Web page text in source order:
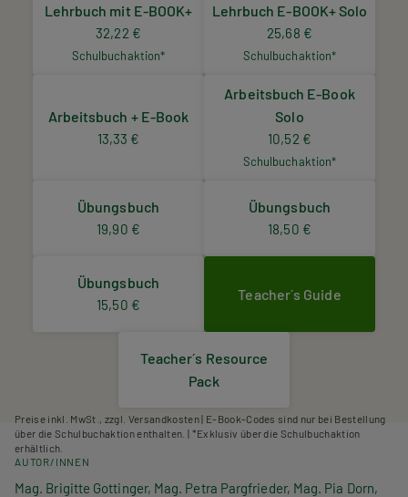
Lehrbuch mit E-BOOK+
32,22 €
Schulbuchaktion*
Lehrbuch E-BOOK+ Solo
25,68 €
Schulbuchaktion*
Arbeitsbuch + E-Book
13,33 €
Arbeitsbuch E-Book
Solo
10,52 €
Schulbuchaktion*
Übungsbuch
19,90 €
Übungsbuch
18,50 €
Übungsbuch
15,50 €
Teacher´s Guide
Teacher´s Resource
Pack
Preise inkl. MwSt., zzgl. Versandkosten | E-Book-Codes sind nur bei Bestellung
über die Schulbuchaktion enthalten. | *Exklusiv über die Schulbuchaktion
erhältlich.
AUTOR/INNEN
Mag. Brigitte Gottinger, Mag. Petra Pargfrieder, Mag. Pia Dorn,